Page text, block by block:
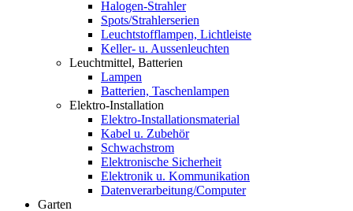
Halogen-Strahler
Spots/Strahlerserien
Leuchtstofflampen, Lichtleiste
Keller- u. Aussenleuchten
Leuchtmittel, Batterien
Lampen
Batterien, Taschenlampen
Elektro-Installation
Elektro-Installationsmaterial
Kabel u. Zubehör
Schwachstrom
Elektronische Sicherheit
Elektronik u. Kommunikation
Datenverarbeitung/Computer
Garten